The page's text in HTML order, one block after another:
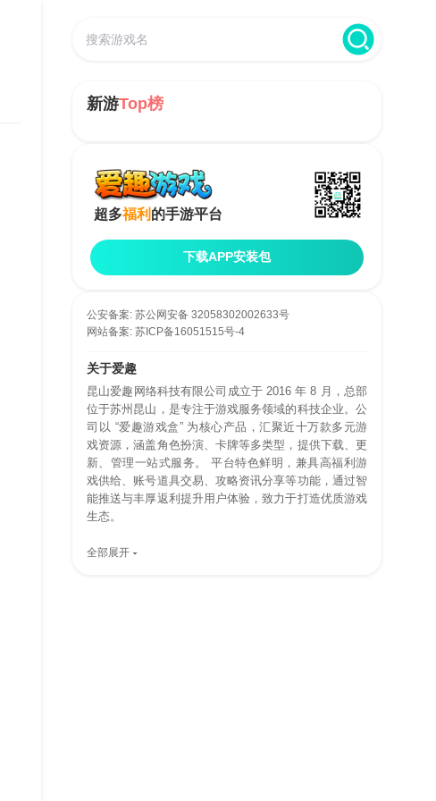
新游Top榜
超多福利 的手游平台
下载APP安装包
公安备案: 苏公网安备 32058302002633号
网站备案: 苏ICP备16051515号-4
关于爱趣
昆山爱趣网络科技有限公司成立于 2016 年 8 月，总部
位于苏州昆山，是专注于游戏服务领域的科技企业。公
司以 “爱趣游戏盒” 为核心产品，汇聚近十万款多元游
戏资源，涵盖角色扮演、卡牌等多类型，提供下载、更
新、管理一站式服务。 平台特色鲜明，兼具高福利游
戏供给、账号道具交易、攻略资讯分享等功能，通过智
能推送与丰厚返利提升用户体验，致力于打造优质游戏
生态。
全部展开